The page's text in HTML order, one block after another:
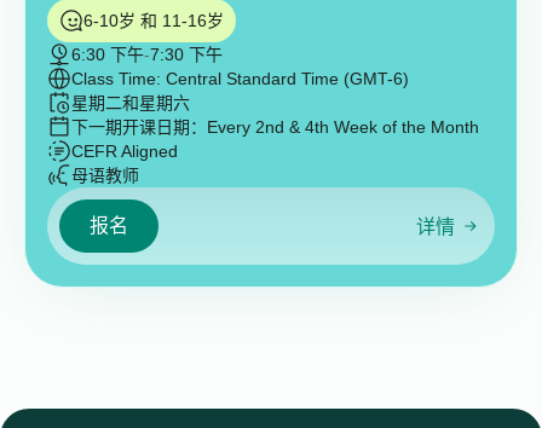
6-10岁 和 11-16岁
6:30 下午-7:30 下午
Class Time: Central Standard Time (GMT-6)
星期二和星期六
下一期开课日期： Every 2nd & 4th Week of the Month
CEFR Aligned
母语教师
报名 详情